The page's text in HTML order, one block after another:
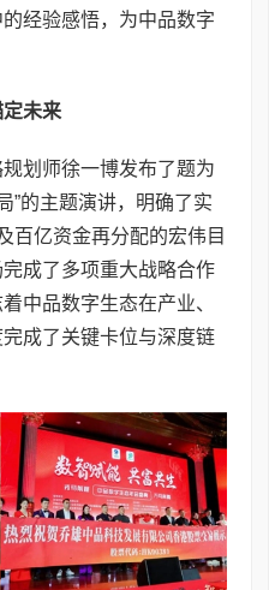
经验感悟，为中品数字
未来
划师徐一博发布了题为
”的主题演讲，明确了实
百亿资金再分配的宏伟目
成了多项重大战略合作
中品数字生态在产业、
成了关键卡位与深度链